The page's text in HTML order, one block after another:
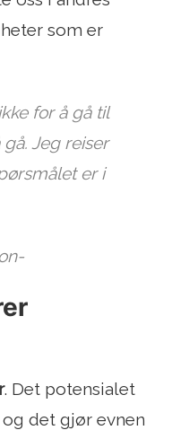
som er
for å gå til
Jeg reiser
er i
. Det potensialet
det gjør evnen